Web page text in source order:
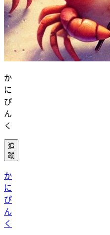
か
に
ぴ
ん
く
追
蹤
か
に
ぴ
ん
く